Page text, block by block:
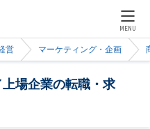
MENU
営 マーケティング・企画
場企業の転職・求